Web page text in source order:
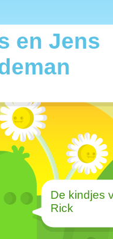
en Jens
De kindjes
Rick